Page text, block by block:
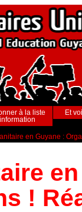
à la liste
Et
en Guyane :
!